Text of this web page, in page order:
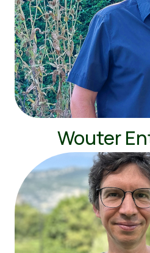
Wouter